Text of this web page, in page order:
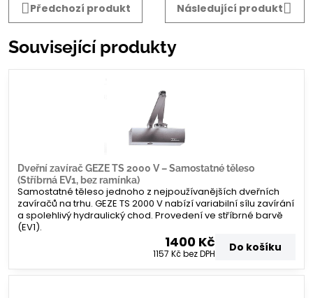
Předchozí produkt
Následující produkt
Související produkty
Dveřní zavírač GEZE TS 2000 V – Samostatné těleso
(Stříbrná EV1, bez ramínka)
Samostatné těleso jednoho z nejpoužívanějších dveřních
zavíračů na trhu. GEZE TS 2000 V nabízí variabilní sílu zavírání
a spolehlivý hydraulický chod. Provedení ve stříbrné barvě
(EV1).
1400 Kč
1157 Kčbez DPH Do košíku